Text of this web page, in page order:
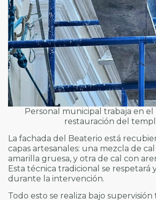
Personal municipal trabaja en el
restauración del
La fachada del Beaterio está
capas artesanales: una mezcla de
amarilla gruesa, y otra de cal con
Esta técnica tradicional se respetará
durante la intervención.
Todo esto se realiza bajo supervisión